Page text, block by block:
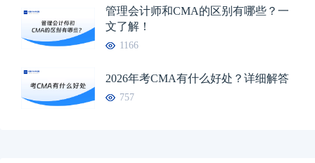
管理会计师和CMA的区别有哪些？一
文了解！
1166
2026年考CMA有什么好处？详细解答
757